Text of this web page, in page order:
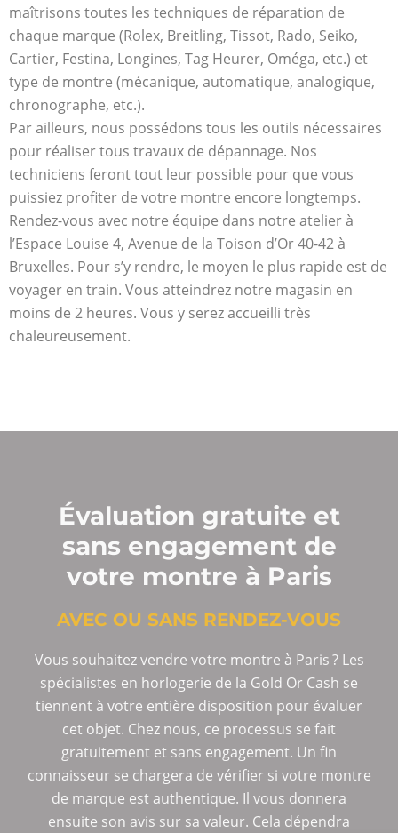
maîtrisons toutes les techniques de réparation de
chaque marque (Rolex, Breitling, Tissot, Rado, Seiko,
Cartier, Festina, Longines, Tag Heurer, Oméga, etc.) et
type de montre (mécanique, automatique, analogique,
chronographe, etc.).
Par ailleurs, nous possédons tous les outils nécessaires
pour réaliser tous travaux de dépannage. Nos
techniciens feront tout leur possible pour que vous
puissiez profiter de votre montre encore longtemps.
Rendez-vous avec notre équipe dans notre atelier à
l’Espace Louise 4, Avenue de la Toison d’Or 40-42 à
Bruxelles. Pour s’y rendre, le moyen le plus rapide est de
voyager en train. Vous atteindrez notre magasin en
moins de 2 heures. Vous y serez accueilli très
chaleureusement.
Évaluation gratuite et
sans engagement de
votre montre à Paris
AVEC OU SANS RENDEZ-VOUS
Vous souhaitez vendre votre montre à Paris ? Les
spécialistes en horlogerie de la Gold Or Cash se
tiennent à votre entière disposition pour évaluer
cet objet. Chez nous, ce processus se fait
gratuitement et sans engagement. Un fin
connaisseur se chargera de vérifier si votre montre
de marque est authentique. Il vous donnera
ensuite son avis sur sa valeur. Cela dépendra